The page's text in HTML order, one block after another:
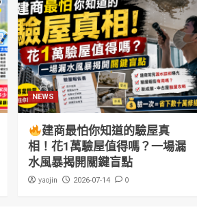
NEWS
建商最怕你知道的驗屋真
相！花1萬驗屋值得嗎？一場漏
水風暴揭開關鍵盲點
yaojin 2026-07-14 0